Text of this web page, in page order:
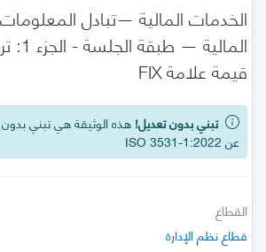
الخدمات المالية —تبادل المعلومات
المالية —
قيمة علامة FIX
تبني بدون تعديل! هذه الوثيقة هي تبني
عن ISO 3531-1:2022
القطاع
قطاع نظم الإدارة